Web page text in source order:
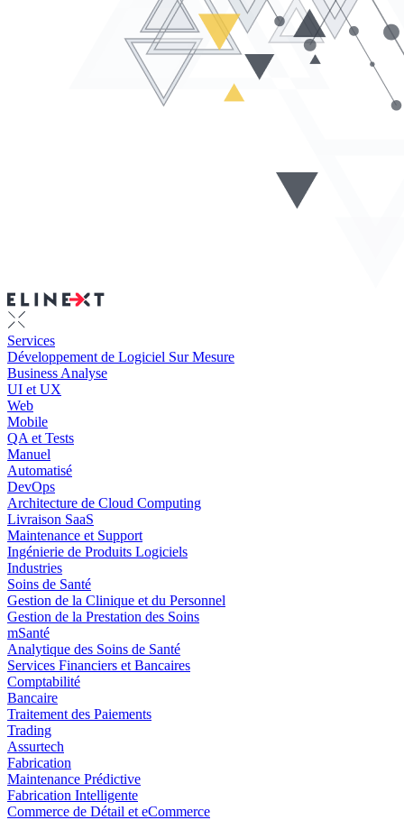
Services
Développement de Logiciel Sur Mesure
Business Analyse
UI et UX
Web
Mobile
QA et Tests
Manuel
Automatisé
DevOps
Architecture de Cloud Computing
Livraison SaaS
Maintenance et Support
Ingénierie de Produits Logiciels
Industries
Soins de Santé
Gestion de la Clinique et du Personnel
Gestion de la Prestation des Soins
mSanté
Analytique des Soins de Santé
Services Financiers et Bancaires
Comptabilité
Bancaire
Traitement des Paiements
Trading
Assurtech
Fabrication
Maintenance Prédictive
Fabrication Intelligente
Commerce de Détail et eCommerce